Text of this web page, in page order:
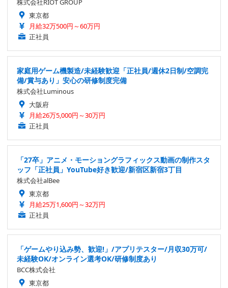
株式会社RIOT GROUP
東京都
月給32万500円～60万円
正社員
家庭用ゲーム機製造/未経験歓迎「正社員/週休2日制/空調完
備/賞与あり」安心の研修制度完備
株式会社Luminous
大阪府
月給26万5,000円～30万円
正社員
「27卒」アニメ・モーショングラフィックス動画の制作スタ
ッフ「正社員」YouTube好き歓迎/新宿区新宿3丁目
株式会社alBee
東京都
月給25万1,600円～32万円
正社員
「ゲームやり込み勢、歓迎!」/アプリテスター/月収30万可/
未経験OK/オンライン選考OK/研修制度あり
BCC株式会社
東京都